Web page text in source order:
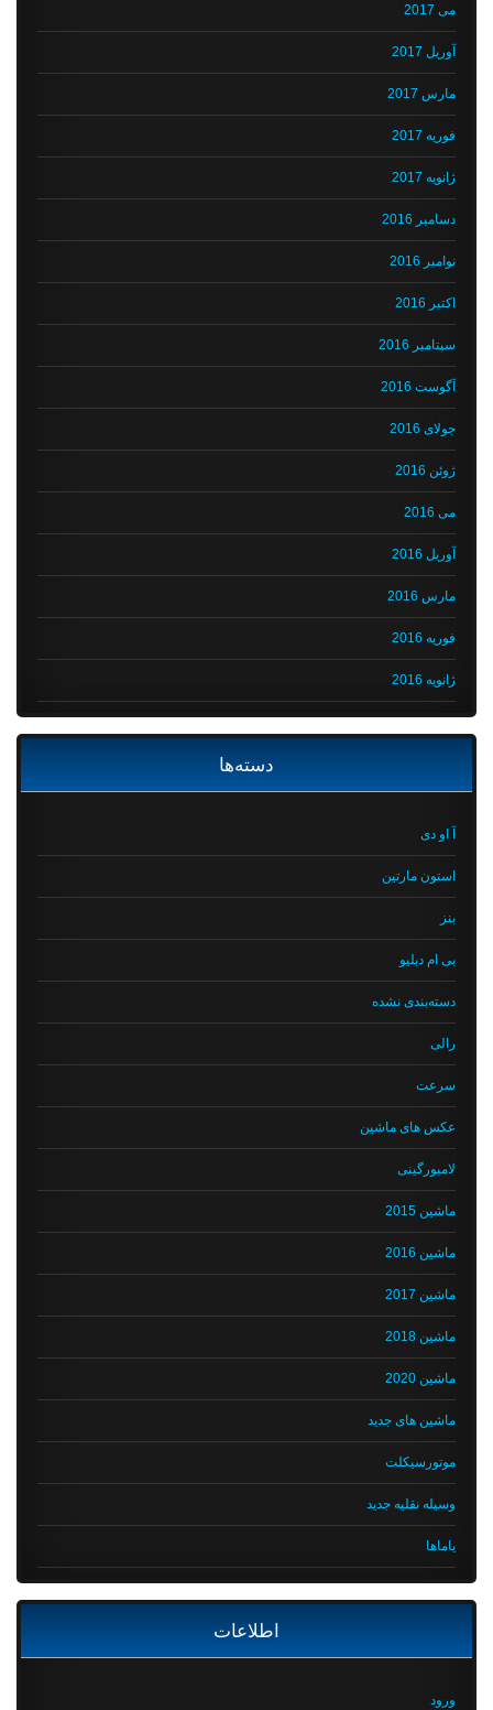
می 2017
آوریل 2017
مارس 2017
فوریه 2017
ژانویه 2017
دسامبر 2016
نوامبر 2016
اکتبر 2016
سپتامبر 2016
آگوست 2016
جولای 2016
ژوئن 2016
می 2016
آوریل 2016
مارس 2016
فوریه 2016
ژانویه 2016
دسته‌ها
آ او دی
استون مارتین
بی ام دبلیو
دسته‌بندی نشده
رالی
سرعت
عکس های ماشین
لامبورگینی
ماشین 2015
ماشین 2016
ماشین 2017
ماشین 2018
ماشین 2020
ماشین های جدید
موتورسیکلت
وسیله نقلیه جدید
یاماها
اطلاعات
ورود